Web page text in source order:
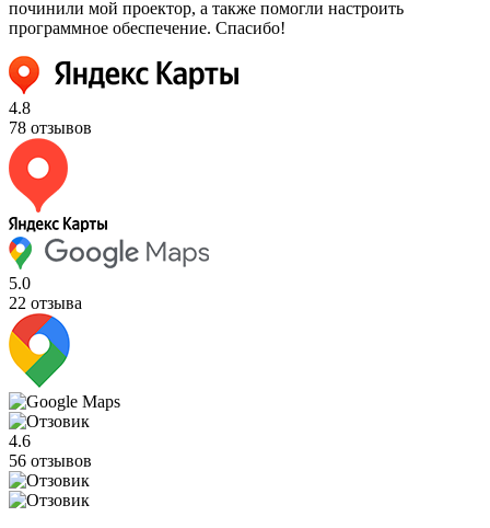
починили мой проектор, а также помогли настроить
программное обеспечение. Спасибо!
4.8
78 отзывов
5.0
22 отзыва
4.6
56 отзывов